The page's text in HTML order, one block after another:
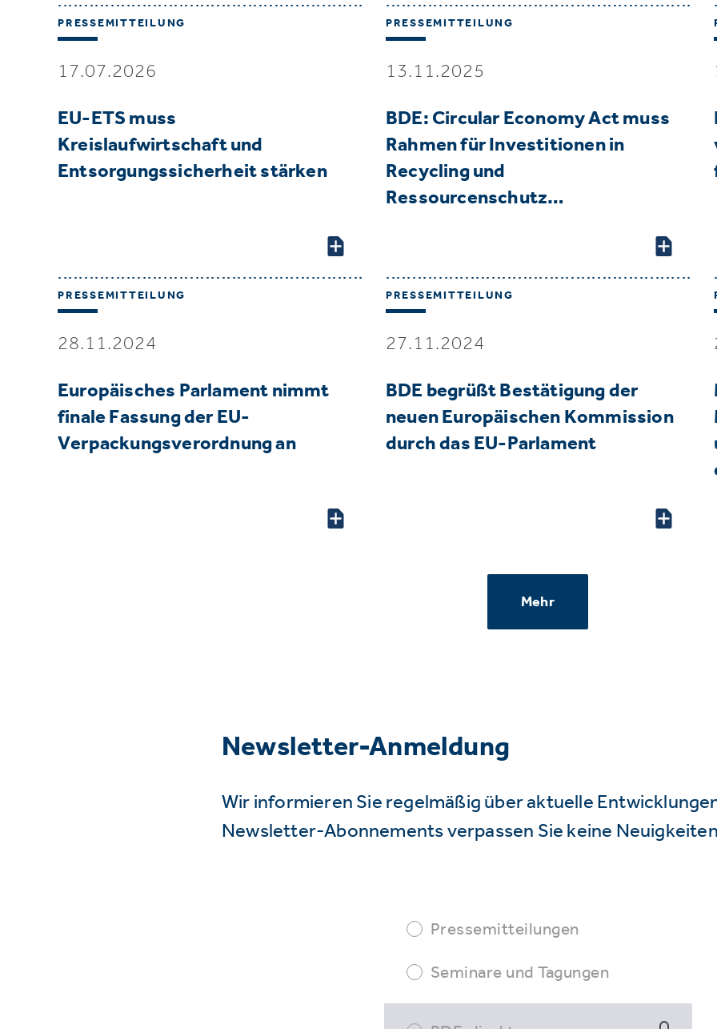
PRESSEMITTEILUNG
17.07.2026
EU-ETS muss
Kreislaufwirtschaft und
Entsorgungssicherheit stärken
PRESSEMITTEILUNG
13.11.2025
BDE: Circular Economy Act muss
Rahmen für Investitionen in
Recycling und
Ressourcenschutz…
PRESSEMITTEILUNG
28.11.2024
Europäisches Parlament nimmt
finale Fassung der EU-
Verpackungsverordnung an
PRESSEMITTEILUNG
27.11.2024
BDE begrüßt Bestätigung der
neuen Europäischen Kommission
durch das EU-Parlament
Mehr
Newsletter-Anmeldung
Wir informieren Sie regelmäßig über aktuelle
Newsletter-Abonnements verpassen Sie keine
Pressemitteilungen
Seminare und Tagungen